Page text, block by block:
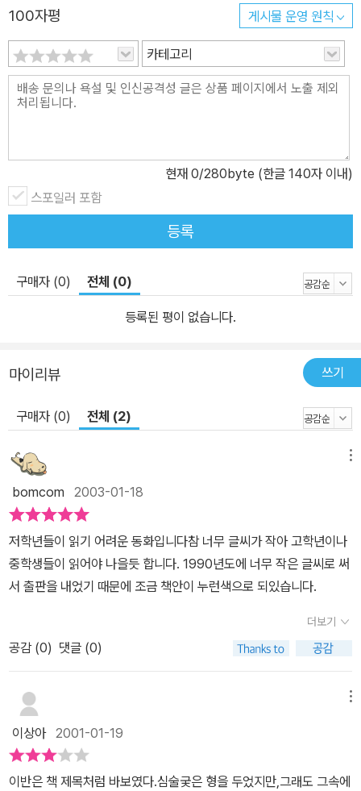
100자평 게시물 운영 원칙
카테고리
현재 0/280byte (한글 140자 이내)
스포일러 포함
등록
구매자 (0) 전체 (0)
등록된 평이 없습니다.
마이리뷰 쓰기
구매자 (0) 전체 (2)
bomcom 2003-01-18
저학년들이 읽기 어려운 동화입니다참 너무 글씨가 작아 고학년이나
중학생들이 읽어야 나을듯 합니다. 1990년도에 너무 작은 글씨로 써
서 출판을 내었기 때문에 조금 책안이 누런색으로 되있습니다.
더보기
공감 (0) 댓글 (0)
이상아2001-01-19
이반은 책 제목처럼 바보였다.심술궂은 형을 두었지만,그래도 그속에